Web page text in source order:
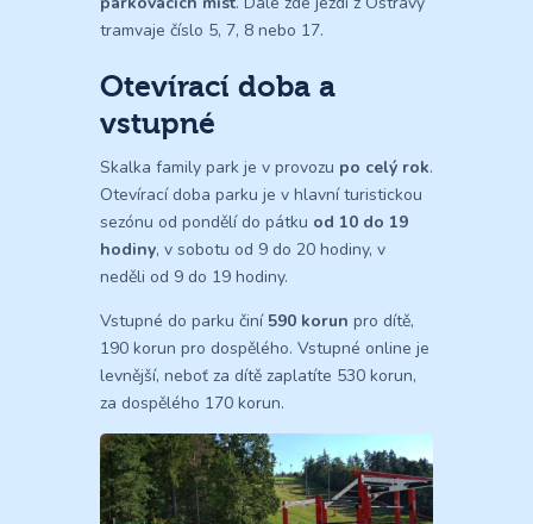
tramvaje číslo 5, 7, 8 nebo 17.
Otevírací doba a
vstupné
Skalka family park je v provozu po celý rok.
Otevírací doba parku je v hlavní turistickou
sezónu od pondělí do pátku od 10 do 19
hodiny, v sobotu od 9 do 20 hodiny, v
neděli od 9 do 19 hodiny.
Vstupné do parku činí 590 korun pro dítě,
190 korun pro dospělého. Vstupné online je
levnější, neboť za dítě zaplatíte 530 korun,
za dospělého 170 korun.